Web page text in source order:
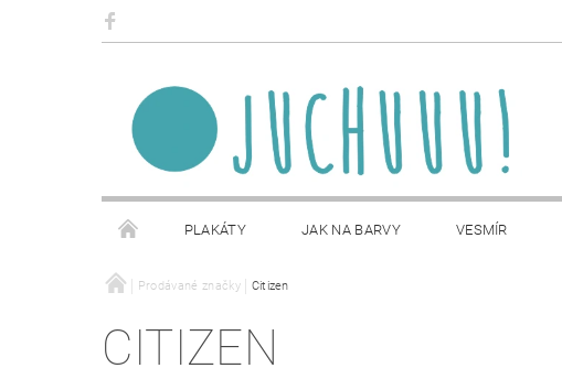
PLAKÁTY JAK NA BARVY VESMÍR
OBCHODNÍ PODMÍNKY
Prodávané značky Citizen
CITIZEN